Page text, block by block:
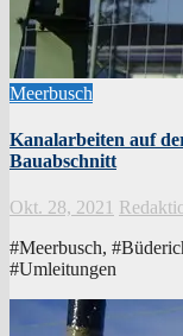
Meerbusch
Kanalarbeiten auf
Bauabschnitt
Okt. 28, 2021
#Meerbusch,
#Umleitungen